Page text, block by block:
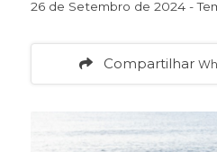
26 de Setembro de 2024 -
Compartilhar